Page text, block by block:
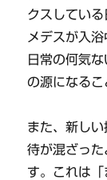
クスしてい
メデスが入
日常の何気
の源になるこ
また、新し
待が混ざった
す。これは